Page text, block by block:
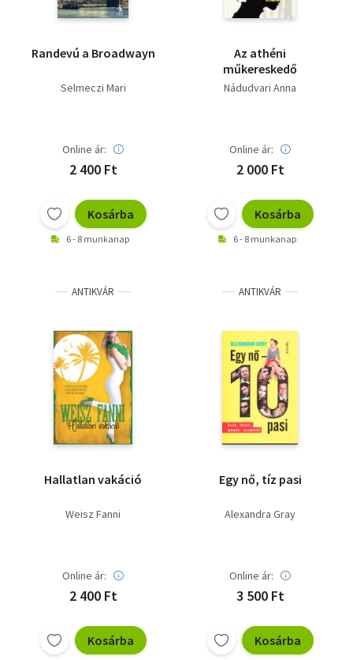
Randevú a Broadwayn
Selmeczi Mari
Online ár:
2 400 Ft
Kosárba
6 - 8 munkanap
Az athéni
műkereskedő
Nádudvari Anna
Online ár:
2 000 Ft
Kosárba
6 - 8 munkanap
ANTIKVÁR
Hallatlan vakáció
Weisz Fanni
Online ár:
2 400 Ft
Kosárba
ANTIKVÁR
Egy nő, tíz pasi
Alexandra Gray
Online ár:
3 500 Ft
Kosárba